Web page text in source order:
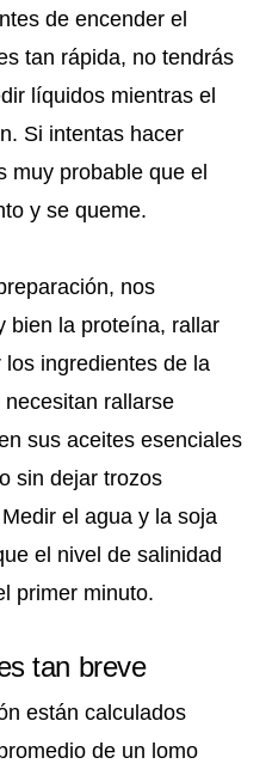
de encender el
tan rápida, no tendrás
líquidos mientras el
Si intentas hacer
muy probable que el
y se queme.
nos
bien la proteína, rallar
ingredientes de la
rallarse
sus aceites esenciales
sin dejar trozos
el agua y la soja
el nivel de salinidad
primer minuto.
tan breve
están calculados
de un lomo